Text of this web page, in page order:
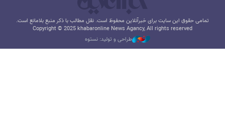
تمامی حقوق این سایت برای خبرآنلاین محفوظ است. نقل مطالب با ذکر منبع بلامانع است.
Copyright © 2025 khabaronline News Agancy, All rights reserved
طراحی و تولید: نستوه